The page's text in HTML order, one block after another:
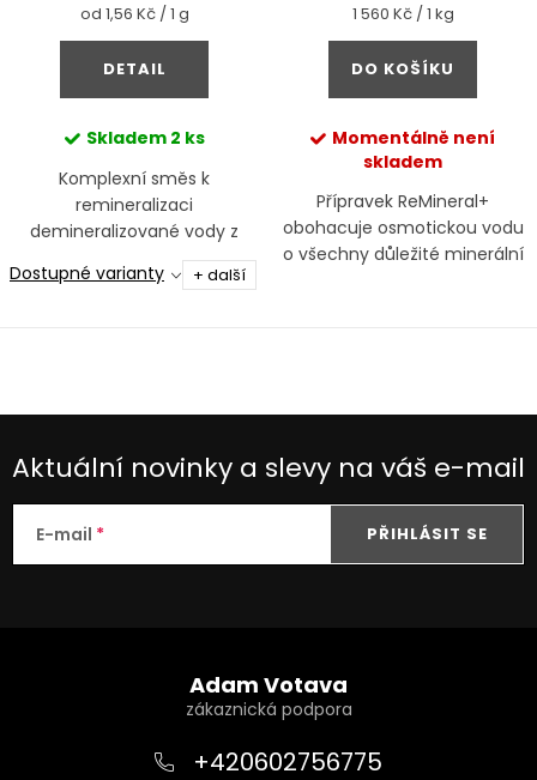
Měrná
cena:
od 1,56 Kč / 1 g
DETAIL
Skladem 2 ks
Komplexní směs k
remineralizaci
demineralizované vody z
reverzní osmózy
Dostupné varianty + další
Měrná
cena:
1 560 Kč / 1 kg
DO KOŠÍKU
Momentálně není
skladem
Přípravek ReMineral+
obohacuje osmotickou vodu
o všechny důležité minerální
Aktuální novinky a slevy na váš e-mail
E-mail PŘIHLÁSIT SE
Adam Votava
+420602756775